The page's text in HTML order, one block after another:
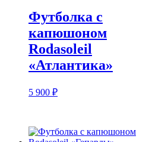
Футболка с
капюшоном
Rodasoleil
«Атлантика»
5 900 ₽